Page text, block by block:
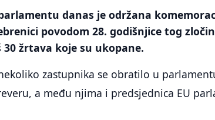
danas je održana
povodom 28. godišnjice tog
30 žrtava koje su ukopane.
zastupnika se obratilo u
a među njima i predsjednica EU